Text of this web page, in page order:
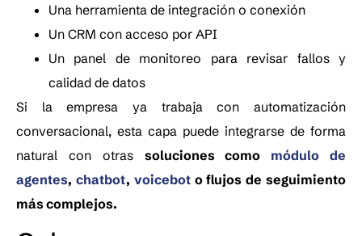
Una herramienta de integración o conexión
Un CRM con acceso por API
Un panel de monitoreo para revisar fallos y
calidad de datos
Si la empresa ya trabaja con automatización
conversacional, esta capa puede integrarse de forma
natural con otras soluciones como módulo de
agentes, chatbot, voiceboto flujos de seguimiento
más complejos.